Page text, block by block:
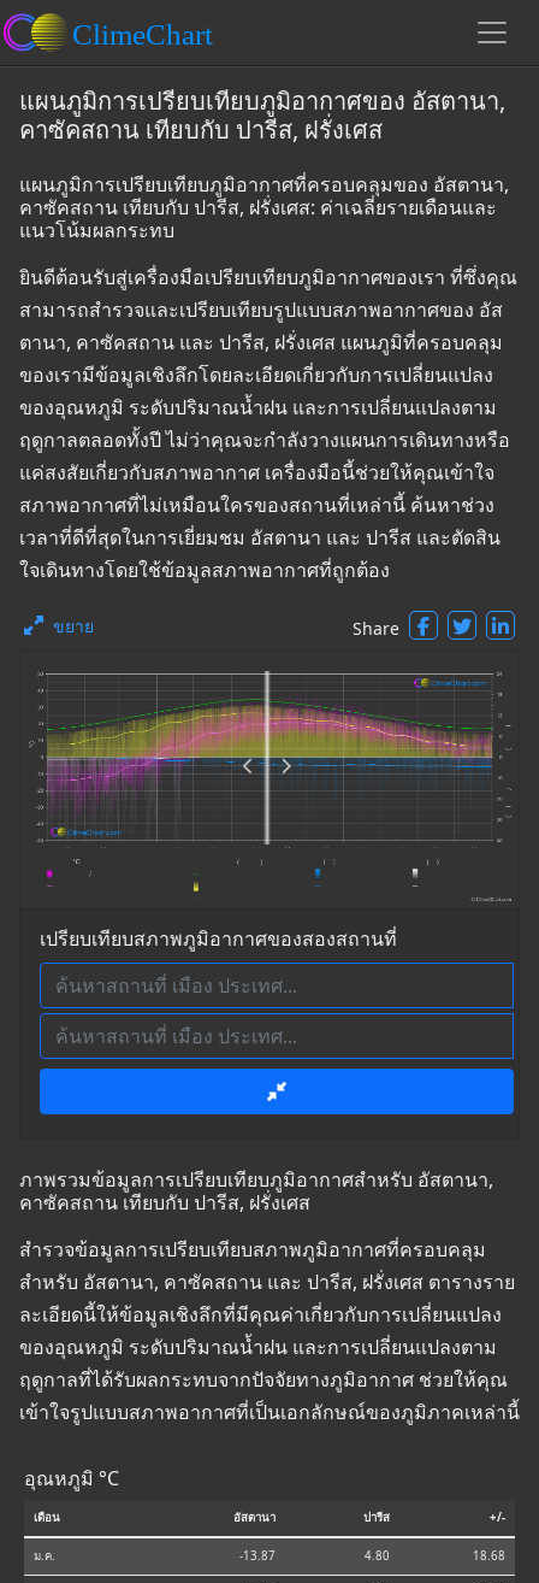
แผนภูมิการเปรียบเทียบภูมิอากาศของ อัสตานา,
คาซัคสถาน เทียบกับ ปารีส, ฝรั่งเศส
แผนภูมิการเปรียบเทียบภูมิอากาศที่ครอบคลุมของ อัสตานา,
คาซัคสถาน เทียบกับ ปารีส, ฝรั่งเศส: ค่าเฉลี่ยรายเดือนและ
แนวโน้มผลกระทบ
ยินดีต้อนรับสู่เครื่องมือเปรียบเทียบภูมิอากาศของเรา ที่ซึ่งคุณ
สามารถสำรวจและเปรียบเทียบรูปแบบสภาพอากาศของ อัส
ตานา, คาซัคสถาน และ ปารีส, ฝรั่งเศส แผนภูมิที่ครอบคลุม
ของเรามีข้อมูลเชิงลึกโดยละเอียดเกี่ยวกับการเปลี่ยนแปลง
ของอุณหภูมิ ระดับปริมาณน้ำฝน และการเปลี่ยนแปลงตาม
ฤดูกาลตลอดทั้งปี ไม่ว่าคุณจะกำลังวางแผนการเดินทางหรือ
แค่สงสัยเกี่ยวกับสภาพอากาศ เครื่องมือนี้ช่วยให้คุณเข้าใจ
สภาพอากาศที่ไม่เหมือนใครของสถานที่เหล่านี้ ค้นหาช่วง
เวลาที่ดีที่สุดในการเยี่ยมชม อัสตานา และ ปารีส และตัดสิน
ใจเดินทางโดยใช้ข้อมูลสภาพอากาศที่ถูกต้อง
ขยาย Share
เปรียบเทียบสภาพภูมิอากาศของสองสถานที่
ภาพรวมข้อมูลการเปรียบเทียบภูมิอากาศสำหรับ อัสตานา,
คาซัคสถาน เทียบกับ ปารีส, ฝรั่งเศส
สำรวจข้อมูลการเปรียบเทียบสภาพภูมิอากาศที่ครอบคลุม
สำหรับ อัสตานา, คาซัคสถาน และ ปารีส, ฝรั่งเศส ตารางราย
ละเอียดนี้ให้ข้อมูลเชิงลึกที่มีคุณค่าเกี่ยวกับการเปลี่ยนแปลง
ของอุณหภูมิ ระดับปริมาณน้ำฝน และการเปลี่ยนแปลงตาม
ฤดูกาลที่ได้รับผลกระทบจากปัจจัยทางภูมิอากาศ ช่วยให้คุณ
เข้าใจรูปแบบสภาพอากาศที่เป็นเอกลักษณ์ของภูมิภาคเหล่านี้
อุณหภูมิ °C
เดือน อัสตานา ปารีส +/-
ม.ค. -13.87 4.80 18.68